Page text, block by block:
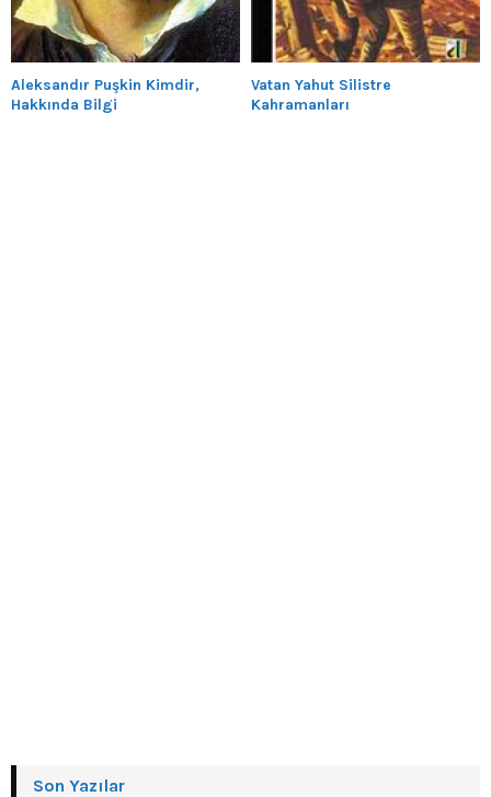
Aleksandır Puşkin Kimdir,
Hakkında Bilgi
Vatan Yahut Silistre
Kahramanları
Son Yazılar